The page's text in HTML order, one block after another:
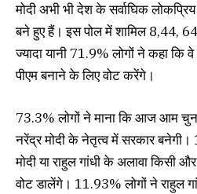
मोदी अभी भी देश के सर्वाघिक
बने हुए हैं। इस पोल में शामिल 8,44,
ज्यादा यानी 71.9% लोगों ने कहा कि
पीएम बनाने के लिए वोट करेंगे।
73.3% लोगों ने माना कि आज आम
नरेंद्र मोदी के नेतृत्व में सरकार
मोदी या राहुल गांधी के अलावा किसी
वोट डालेंगे। 11.93% लोगों ने राहुल